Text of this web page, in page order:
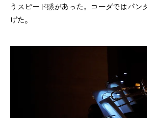
うスピード感があった。コーダではバン
げた。